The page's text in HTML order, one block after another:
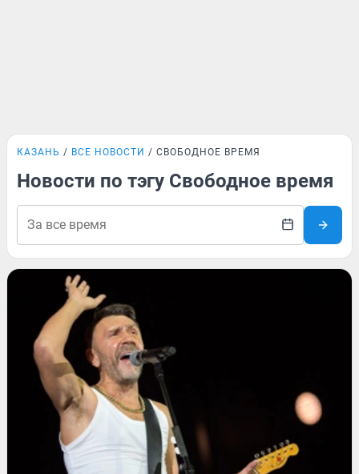
КАЗАНЬ ВСЕ НОВОСТИ СВОБОДНОЕ ВРЕМЯ
Новости по тэгу Свободное время